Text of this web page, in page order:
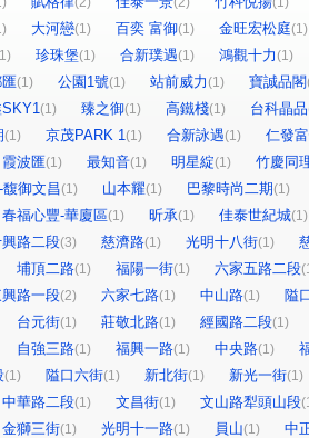
大河戀(1) 百奕 富御(1) 金旺宏松庭(1)
珍珠堡(1) 合新璞遇(1) 鴻觀十力(1)
(1) 公園1號(1) 站前威力(1) 寶誠品閣
(1) 臻之御(1) 高鐵棧(1) 台科晶品
(1) 京茂PARK 1(1) 合新詠遇(1)
仁發
霞波匯(1) 最知音(1) 明星綻(1)
竹慶同
御文昌(1) 山本耀(1) 巴黎時尚二期(1)
春福心豐-華廈區(1) 昕承(1) 佳泰世紀城(1)
路二段(3) 慈濟路(1) 光明十八街(1)
埔頂二路(1) 福陽一街(1) 六家五路二段
路一段(2) 六家七路(1) 中山路(1)
隘
台元街(1) 莊敬北路(1) 經國路二段(1)
自強三路(1) 福興一路(1) 中央路(1)
(1) 隘口六街(1) 新北街(1) 新光一街(1)
中華路二段(1) 文昌街(1) 文山路犁頭山段
金獅三街(1) 光明十一路(1) 員山(1) 中